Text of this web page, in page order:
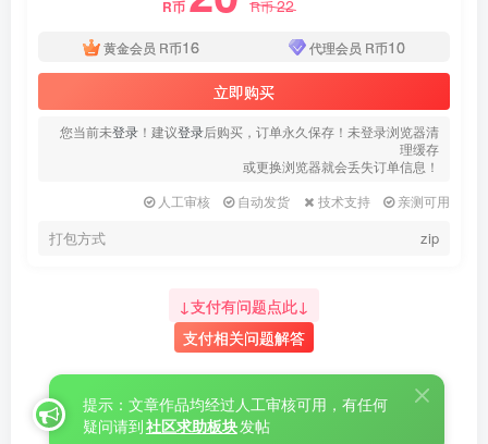
R币 R币22
黄金会员 R币16 代理会员 R币10
立即购买
您当前未登录 ！建议登录后购买，订单永久保存！未登录浏览器清
理缓存
或更换浏览器就会丢失订单信息！
人工审核
自动发货 技术支持 亲测可用
打包方式 zip
↓支付有问题点此↓
支付相关问题解答
提示：文章作品均经过人工审核可用，有任何
疑问请到社区求助板块发帖